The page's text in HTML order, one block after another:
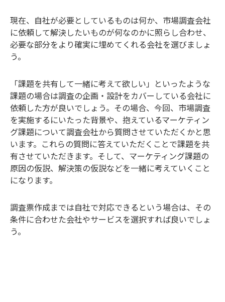
現在、自社が必要としているものは何か、市場調査会社
に依頼して解決したいものが何なのかに照らし合わせ、
必要な部分をより確実に埋めてくれる会社を選びましょ
う。
「課題を共有して一緒に考えて欲しい」といったような
課題の場合は調査の企画・設計をカバーしている会社に
依頼した方が良いでしょう。その場合、今回、市場調査
を実施するにいたった背景や、抱えているマーケティン
グ課題について調査会社から質問させていただくかと思
います。これらの質問に答えていただくことで課題を共
有させていただきます。そして、マーケティング課題の
原因の仮説、解決策の仮説などを一緒に考えていくこと
になります。
調査票作成までは自社で対応できるという場合は、その
条件に合わせた会社やサービスを選択すれば良いでしょ
う。